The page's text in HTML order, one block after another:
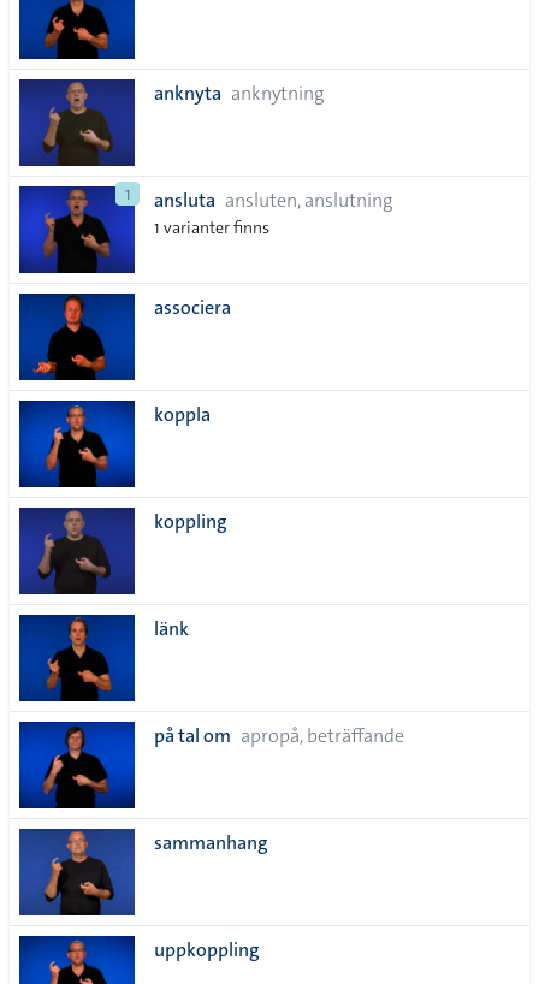
anknyta anknytning
1 ansluta ansluten, anslutning
1 varianter finns
associera
koppla
koppling
länk
på tal om apropå, beträffande
sammanhang
uppkoppling